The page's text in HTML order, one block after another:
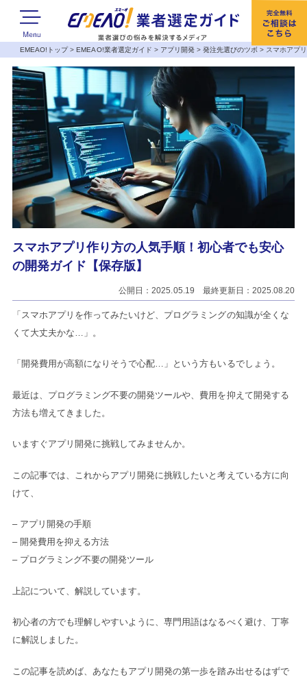
EMEAO!トップ>EMEAO!業者選定ガイド > アプリ開発>発注先選びのツボ > スマホアプ
スマホアプリ作り方の人気手順！初心者でも安心
の開発ガイド【保存版】
公開日：2025.05.19 最終更新日：2025.08.20
「スマホアプリを作ってみたいけど、プログラミングの知識が全くな
くて大丈夫かな…」。
「開発費用が高額になりそうで心配…」という方もいるでしょう。
最近は、プログラミング不要の開発ツールや、費用を抑えて開発する
方法も増えてきました。
いますぐアプリ開発に挑戦してみませんか。
この記事では、これからアプリ開発に挑戦したいと考えている方に向
けて、
– アプリ開発の手順
– 開発費用を抑える方法
– プログラミング不要の開発ツール
上記について、解説しています。
初心者の方でも理解しやすいように、専門用語はなるべく避け、丁寧
に解説しました。
この記事を読めば、あなたもアプリ開発の第一歩を踏み出せるはずで